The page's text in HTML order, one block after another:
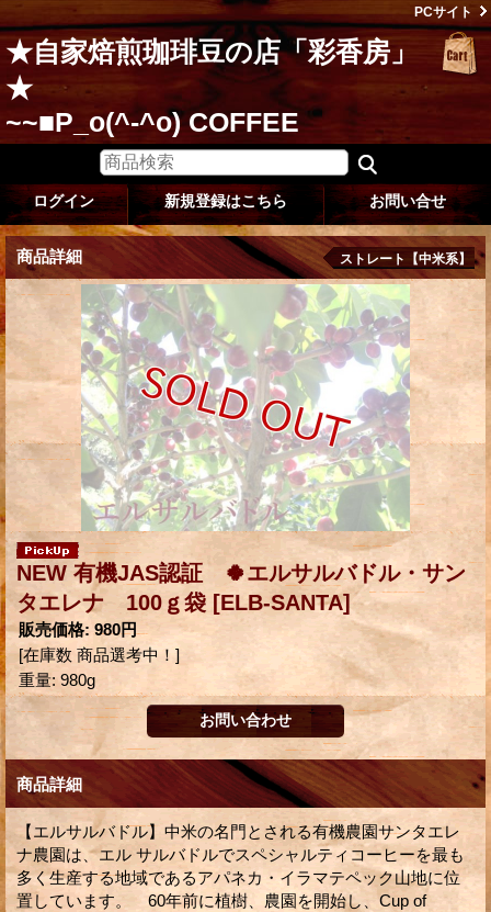
PCサイト
★自家焙煎珈琲豆の店「彩香房」
★
~~■P_o(^-^o) COFFEE
ログイン 新規登録はこちら お問い合せ
商品詳細 ストレート【中米系】
NEW 有機JAS認証 🍀エルサルバドル・サン
タエレナ 100ｇ袋 [ELB-SANTA]
販売価格: 980円
[在庫数 商品選考中！]
重量: 980g
商品詳細
【エルサルバドル】中米の名門とされる有機農園サンタエレ
ナ農園は、エル サルバドルでスペシャルティコーヒーを最も
多く生産する地域であるアパネカ・イラマテペック山地に位
置しています。 60年前に植樹、農園を開始し、Cup of